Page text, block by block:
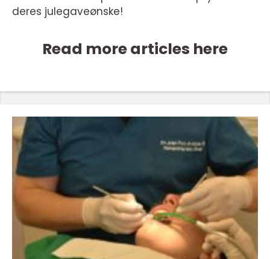
deres julegaveønske!
Read more articles here